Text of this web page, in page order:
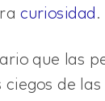
curiosidad .
que las
ciegos de